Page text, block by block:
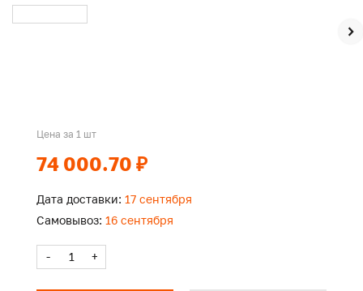
Цена за 1 шт
74 000.70 ₽
Дата доставки: 17 сентября
Самовывоз: 16 сентября
- +